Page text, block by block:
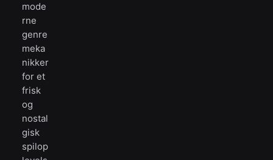
mode
rne
genre
meka
nikker
for et
frisk
og
nostal
gisk
spilop